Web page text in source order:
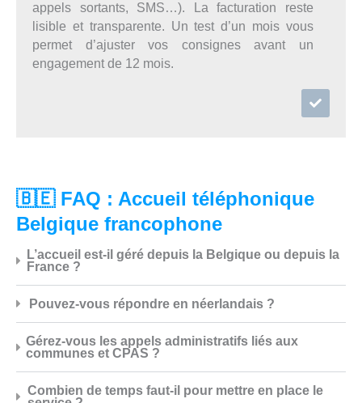
appels sortants, SMS…). La facturation reste
lisible et transparente. Un test d’un mois vous
permet d’ajuster vos consignes avant un
engagement de 12 mois.
🇧🇪 FAQ : Accueil téléphonique
Belgique francophone
L’accueil est-il géré depuis la Belgique ou depuis la
France ?
Pouvez-vous répondre en néerlandais ?
Gérez-vous les appels administratifs liés aux
communes et CPAS ?
Combien de temps faut-il pour mettre en place le